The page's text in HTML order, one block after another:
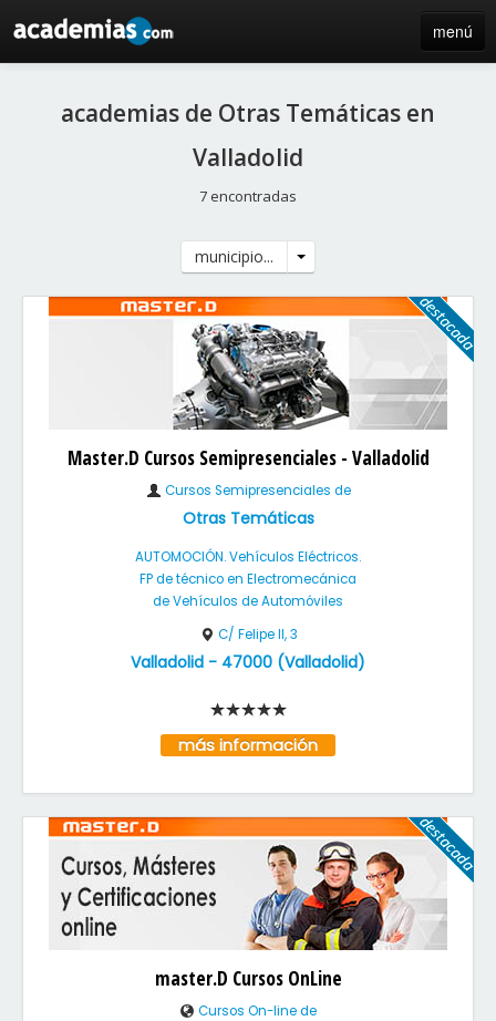
menú
blogacademias de Otras Temáticas en
Valladolid
7 encontradas
municipio...
Master.D Cursos Semipresenciales - Valladolid
Cursos Semipresenciales de
Otras Temáticas
AUTOMOCIÓN. Vehículos Eléctricos.
FP de técnico en Electromecánica
de Vehículos de Automóviles
C/ Felipe II, 3
Valladolid - 47000 (Valladolid)
más información
master.D Cursos OnLine
Cursos On-line de